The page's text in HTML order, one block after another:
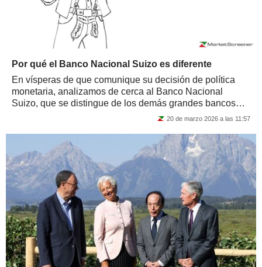
Por qué el Banco Nacional Suizo es diferente
En vísperas de que comunique su decisión de política
monetaria, analizamos de cerca al Banco Nacional
Suizo, que se distingue de los demás grandes bancos
centrales por su funcionamiento, sus...20 de marzo 2026 a las 11:57